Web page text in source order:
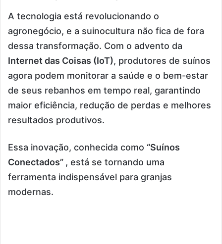
A tecnologia está revolucionando o
agronegócio, e a suinocultura não fica de fora
dessa transformação. Com o advento da
Internet das Coisas (IoT), produtores de suínos
agora podem monitorar a saúde e o bem-estar
de seus rebanhos em tempo real, garantindo
maior eficiência, redução de perdas e melhores
resultados produtivos.
Essa inovação, conhecida como “Suínos
Conectados” , está se tornando uma
ferramenta indispensável para granjas
modernas.